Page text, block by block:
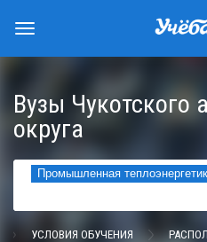
Вузы Чукотского
округа
Промышленная
УСЛОВИЯ ОБУЧЕНИЯ